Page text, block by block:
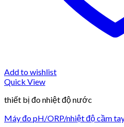
Add to wishlist
Quick View
thiết bị đo nhiệt độ nước
Máy đo pH/ORP/nhiệt độ cầm